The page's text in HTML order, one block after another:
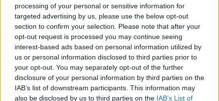
processing of your personal or sensitive information for
targeted advertising by us, please use the below opt-out
section to confirm your selection. Please note that after your
opt-out request is processed you may continue seeing
interest-based ads based on personal information utilized by
us or personal information disclosed to third parties prior to
your opt-out. You may separately opt-out of the further
disclosure of your personal information by third parties on the
IAB’s list of downstream participants. This information may
also be disclosed by us to third parties on the IAB’s List of